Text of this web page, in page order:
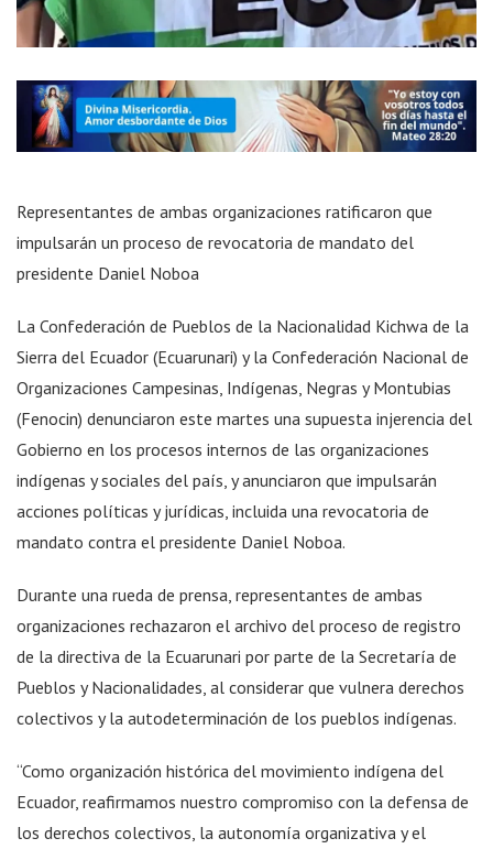
Representantes de ambas organizaciones ratificaron que
impulsarán un proceso de revocatoria de mandato del
presidente Daniel Noboa
La Confederación de Pueblos de la Nacionalidad Kichwa de la
Sierra del Ecuador (Ecuarunari) y la Confederación Nacional de
Organizaciones Campesinas, Indígenas, Negras y Montubias
(Fenocin) denunciaron este martes una supuesta injerencia del
Gobierno en los procesos internos de las organizaciones
indígenas y sociales del país, y anunciaron que impulsarán
acciones políticas y jurídicas, incluida una revocatoria de
mandato contra el presidente Daniel Noboa.
Durante una rueda de prensa, representantes de ambas
organizaciones rechazaron el archivo del proceso de registro
de la directiva de la Ecuarunari por parte de la Secretaría de
Pueblos y Nacionalidades, al considerar que vulnera derechos
colectivos y la autodeterminación de los pueblos indígenas.
“Como organización histórica del movimiento indígena del
Ecuador, reafirmamos nuestro compromiso con la defensa de
los derechos colectivos, la autonomía organizativa y el